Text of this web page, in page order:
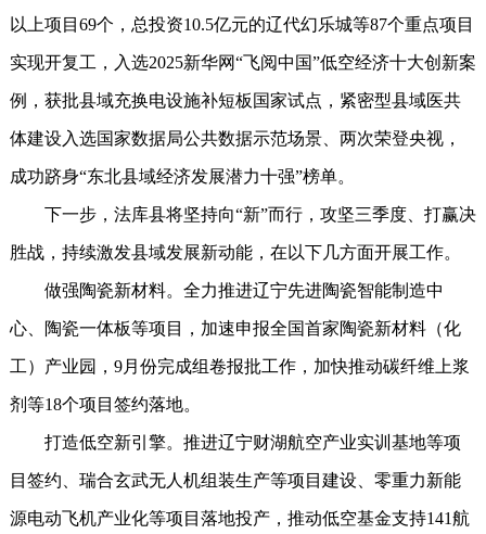
以上项目69个，总投资10.5亿元的辽代幻乐城等87个重点项目
实现开复工，入选2025新华网“飞阅中国”低空经济十大创新案
例，获批县域充换电设施补短板国家试点，紧密型县域医共
体建设入选国家数据局公共数据示范场景、两次荣登央视，
成功跻身“东北县域经济发展潜力十强”榜单。
下一步，法库县将坚持向“新”而行，攻坚三季度、打赢决
胜战，持续激发县域发展新动能，在以下几方面开展工作。
做强陶瓷新材料。全力推进辽宁先进陶瓷智能制造中
心、陶瓷一体板等项目，加速申报全国首家陶瓷新材料（化
工）产业园，9月份完成组卷报批工作，加快推动碳纤维上浆
剂等18个项目签约落地。
打造低空新引擎。推进辽宁财湖航空产业实训基地等项
目签约、瑞合玄武无人机组装生产等项目建设、零重力新能
源电动飞机产业化等项目落地投产，推动低空基金支持141航